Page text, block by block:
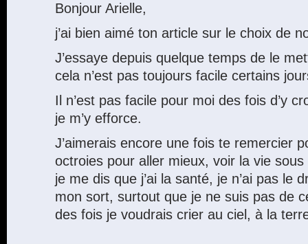
Bonjour Arielle,
j’ai bien aimé ton article sur le choix de
J’essaye depuis quelque temps de le
cela n’est pas toujours facile certains
Il n’est pas facile pour moi des fois d’y
je m’y efforce.
J’aimerais encore une fois te remercier
octroies pour aller mieux, voir la vie
je me dis que j’ai la santé, je n’ai pas le
mon sort, surtout que je ne suis pas de
des fois je voudrais crier au ciel, à la